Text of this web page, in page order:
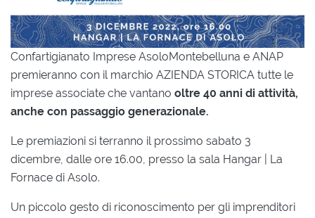
Confartigianato Imprese AsoloMontebelluna e ANAP
premieranno con il marchio AZIENDA STORICA tutte le
imprese associate che vantano oltre 40 anni di attività,
anche con passaggio generazionale.
Le premiazioni si terranno il prossimo sabato 3
dicembre, dalle ore 16.00, presso la sala Hangar | La
Fornace di Asolo.
Un piccolo gesto di riconoscimento per gli imprenditori